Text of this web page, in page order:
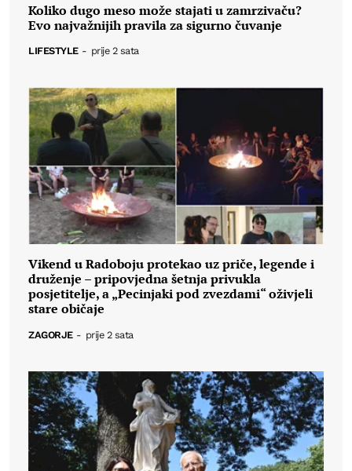
Koliko dugo meso može stajati u zamrzivaču?
Evo najvažnijih pravila za sigurno čuvanje
LIFESTYLE - prije 2 sata
Vikend u Radoboju protekao uz priče, legende i
druženje – pripovjedna šetnja privukla
posjetitelje, a „Pecinjaki pod zvezdami“ oživjeli
stare običaje
ZAGORJE - prije 2 sata